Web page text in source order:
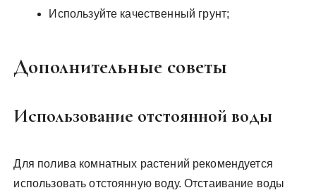
Используйте качественный грунт;
Дополнительные советы
Использование отстоянной воды
Для полива комнатных растений рекомендуется
использовать отстоянную воду. Отстаивание воды